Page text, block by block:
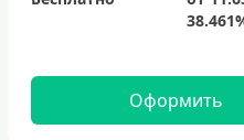
Оформить